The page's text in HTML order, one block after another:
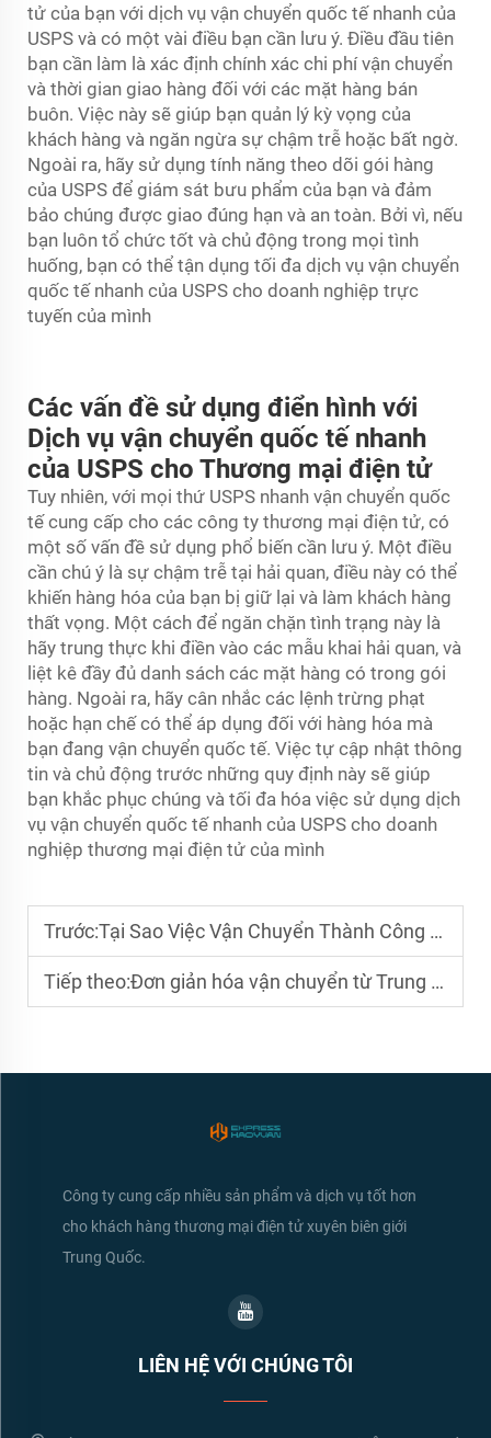
tử của bạn với dịch vụ vận chuyển quốc tế nhanh của
USPS và có một vài điều bạn cần lưu ý. Điều đầu tiên
bạn cần làm là xác định chính xác chi phí vận chuyển
và thời gian giao hàng đối với các mặt hàng bán
buôn. Việc này sẽ giúp bạn quản lý kỳ vọng của
khách hàng và ngăn ngừa sự chậm trễ hoặc bất ngờ.
Ngoài ra, hãy sử dụng tính năng theo dõi gói hàng
của USPS để giám sát bưu phẩm của bạn và đảm
bảo chúng được giao đúng hạn và an toàn. Bởi vì, nếu
bạn luôn tổ chức tốt và chủ động trong mọi tình
huống, bạn có thể tận dụng tối đa dịch vụ vận chuyển
quốc tế nhanh của USPS cho doanh nghiệp trực
tuyến của mình
Các vấn đề sử dụng điển hình với
Dịch vụ vận chuyển quốc tế nhanh
của USPS cho Thương mại điện tử
Tuy nhiên, với mọi thứ USPS nhanh vận chuyển quốc
tếcung cấp cho các công ty thương mại điện tử, có
một số vấn đề sử dụng phổ biến cần lưu ý. Một điều
cần chú ý là sự chậm trễ tại hải quan, điều này có thể
khiến hàng hóa của bạn bị giữ lại và làm khách hàng
thất vọng. Một cách để ngăn chặn tình trạng này là
hãy trung thực khi điền vào các mẫu khai hải quan, và
liệt kê đầy đủ danh sách các mặt hàng có trong gói
hàng. Ngoài ra, hãy cân nhắc các lệnh trừng phạt
hoặc hạn chế có thể áp dụng đối với hàng hóa mà
bạn đang vận chuyển quốc tế. Việc tự cập nhật thông
tin và chủ động trước những quy định này sẽ giúp
bạn khắc phục chúng và tối đa hóa việc sử dụng dịch
vụ vận chuyển quốc tế nhanh của USPS cho doanh
nghiệp thương mại điện tử của mình
Trước:Tại Sao Việc Vận Chuyển Thành Công Từ Trung Quốc sang Mỹ Đòi Hỏi Chiến Lược Cẩn Trọng
Tiếp theo:Đơn giản hóa vận chuyển từ Trung Quốc sang Mỹ: Lợi thế từ đơn vị giao nhận vận tải
Công ty cung cấp nhiều sản phẩm và dịch vụ tốt hơn
cho khách hàng thương mại điện tử xuyên biên giới
Trung Quốc.
LIÊN HỆ VỚI CHÚNG TÔI